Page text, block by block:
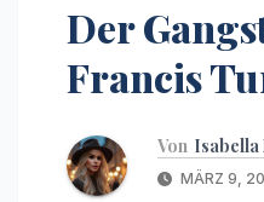
Der
Francis
Von Isabella
MÄRZ 9,